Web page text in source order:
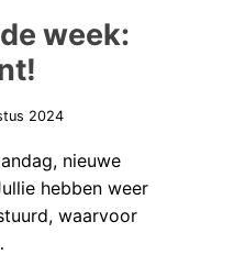
week:
2024
nieuwe
hebben weer
waarvoor